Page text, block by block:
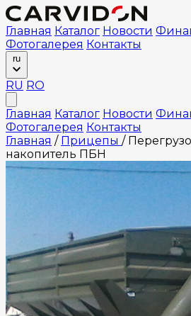
Главная Каталог Новости
Фотогалерея Контакты
ru
RU RO
Главная Каталог Новости
Фотогалерея Контакты
Главная / Прицепы /
накопитель ПБН